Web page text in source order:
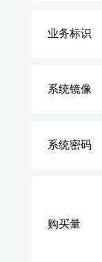
业务标识
系统镜像
系统密码
购买量